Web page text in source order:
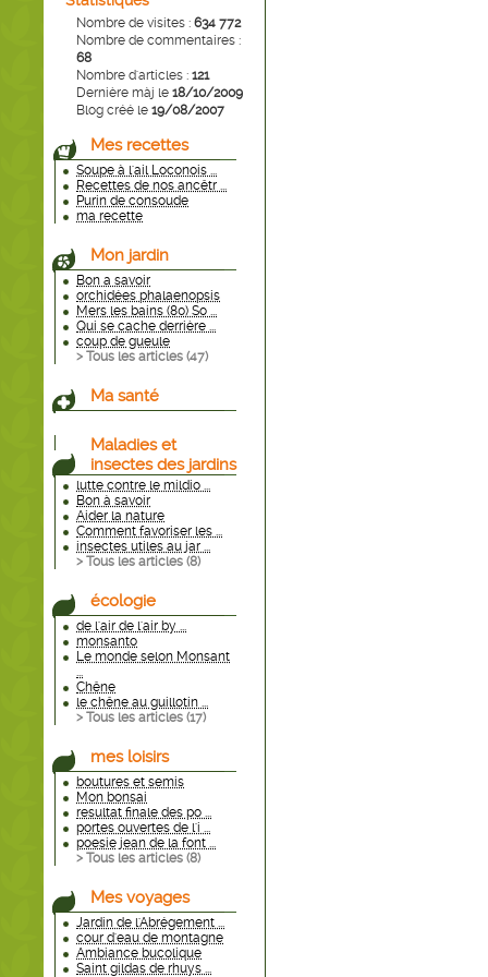
Nombre de visites : 634 772
Nombre de commentaires :
68
Nombre d'articles : 121
Dernière màj le 18/10/2009
Blog créé le 19/08/2007
Mes recettes
Soupe à l'ail Loconois ...
Recettes de nos ancêtr ...
Purin de consoude
ma recette
Mon jardin
Bon a savoir
orchidées phalaenopsis
Mers les bains (80) So ...
Qui se cache derrière ...
coup de gueule
> Tous les articles (47)
Ma santé
Maladies et
insectes des jardins
lutte contre le mildio ...
Bon à savoir
Aider la nature
Comment favoriser les ...
insectes utiles au jar ...
> Tous les articles (8)
écologie
de l'air de l'air by ...
monsanto
Le monde selon Monsant
...
Chêne
le chêne au guillotin ...
> Tous les articles (17)
mes loisirs
boutures et semis
Mon bonsai
resultat finale des po ...
portes ouvertes de l'i ...
poesie jean de la font ...
> Tous les articles (8)
Mes voyages
Jardin de l'Abrégement ...
cour d'eau de montagne
Ambiance bucolique
Saint gildas de rhuys ...